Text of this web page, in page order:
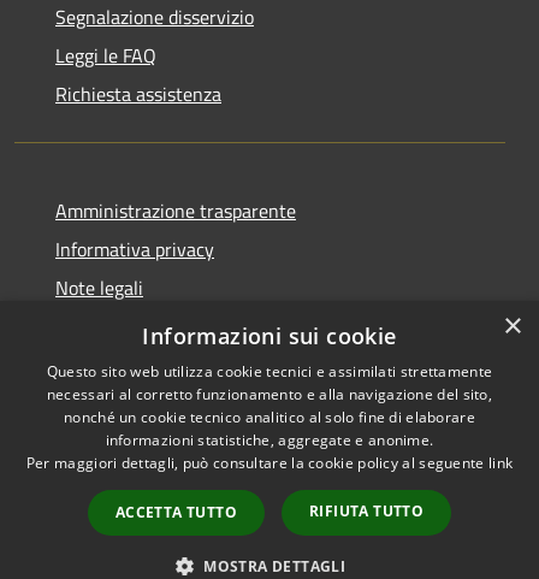
Segnalazione disservizio
Leggi le FAQ
Richiesta assistenza
Amministrazione trasparente
Informativa privacy
Note legali
Dichiarazione di accessibilità
Accessibilità
Copyright © 2026 • Comune di
Grezzana • Powered by
Municipium•
Accesso
redazione
×
Informazioni sui cookie
Questo sito web utilizza cookie tecnici e assimilati strettamente
necessari al corretto funzionamento e alla navigazione del sito,
nonché un cookie tecnico analitico al solo fine di elaborare
informazioni statistiche, aggregate e anonime.
Per maggiori dettagli, può consultare la cookie policy al seguente link
ACCETTA TUTTO RIFIUTA TUTTO
MOSTRA DETTAGLI